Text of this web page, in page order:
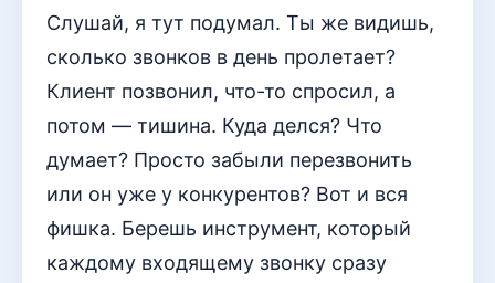
Слушай, я тут подумал. Ты же видишь,
сколько звонков в день пролетает?
Клиент позвонил, что-то спросил, а
потом — тишина. Куда делся? Что
думает? Просто забыли перезвонить
или он уже у конкурентов? Вот и вся
фишка. Берешь инструмент, который
каждому входящему звонку сразу